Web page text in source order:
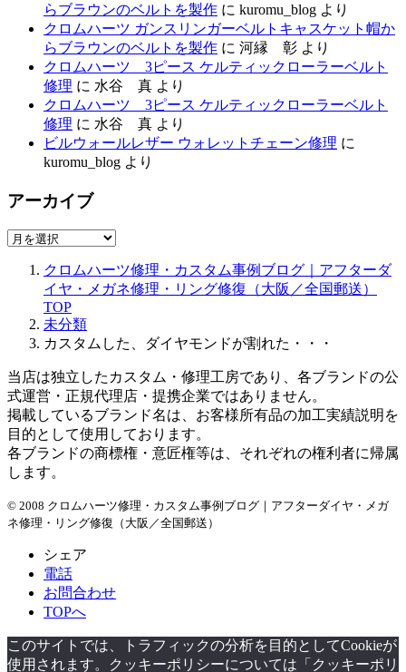
らブラウンのベルトを製作 に kuromu_blog より
クロムハーツ ガンスリンガーベルトキャスケット帽か
らブラウンのベルトを製作 に 河縁 彰 より
クロムハーツ 3ピース ケルティックローラーベルト
修理 に 水谷 真 より
クロムハーツ 3ピース ケルティックローラーベルト
修理 に 水谷 真 より
ビルウォールレザー ウォレットチェーン修理 に
kuromu_blog より
アーカイブ
ア
クロムハーツ修理・カスタム事例ブログ｜アフターダ
イヤ・メガネ修理・リング修復（大阪／全国郵送）
TOP
未分類
カスタムした、ダイヤモンドが割れた・・・
当店は独立したカスタム・修理工房であり、各ブランドの公
式運営・正規代理店・提携企業ではありません。
掲載しているブランド名は、お客様所有品の加工実績説明を
目的として使用しております。
各ブランドの商標権・意匠権等は、それぞれの権利者に帰属
します。
© 2008 クロムハーツ修理・カスタム事例ブログ｜アフターダイヤ・メガ
ネ修理・リング修復（大阪／全国郵送）
シェア
電話
お問合わせ
TOPへ
このサイトでは、トラフィックの分析を目的としてCookieが
使用されます。クッキーポリシーについては「クッキーポリ